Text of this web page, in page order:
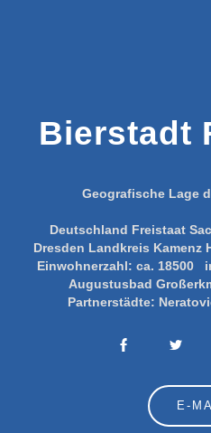
Bierstadt
Geografische Lage
Deutschland Freistaat
Dresden Landkreis Kamenz
Einwohnerzahl: ca. 18500
Augustusbad
Partnerstädte:
E-